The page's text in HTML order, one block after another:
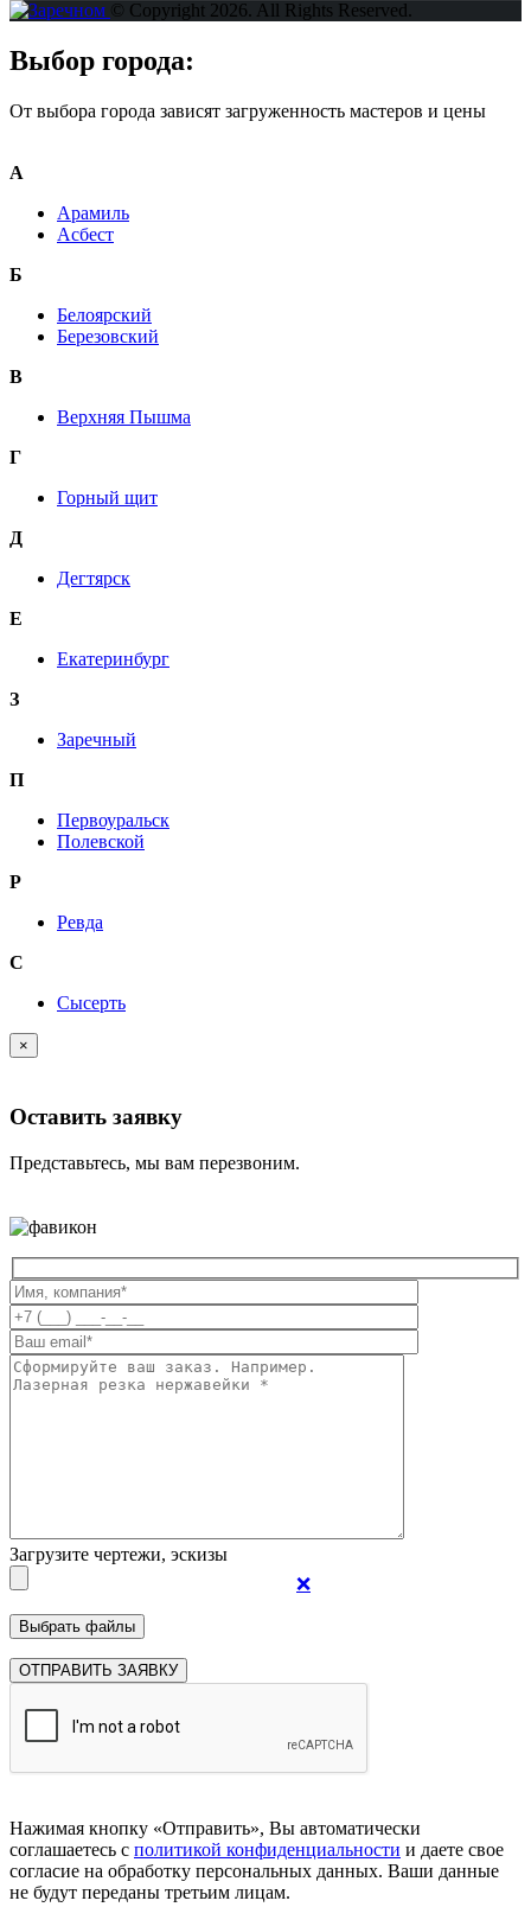
© Copyright 2026. All Rights Reserved.
Выбор города:
От выбора города зависят загруженность мастеров и цены
А
Арамиль
Асбест
Б
Белоярский
Березовский
В
Верхняя Пышма
Г
Горный щит
Д
Дегтярск
Е
Екатеринбург
З
Заречный
П
Первоуральск
Полевской
Р
Ревда
С
Сысерть
×
Оставить заявку
Представьтесь, мы вам перезвоним.
Загрузите чертежи, эскизы
❌
Нажимая кнопку «Отправить», Вы автоматически
соглашаетесь с политикой конфиденциальности и даете свое
согласие на обработку персональных данных. Ваши данные
не будут переданы третьим лицам.